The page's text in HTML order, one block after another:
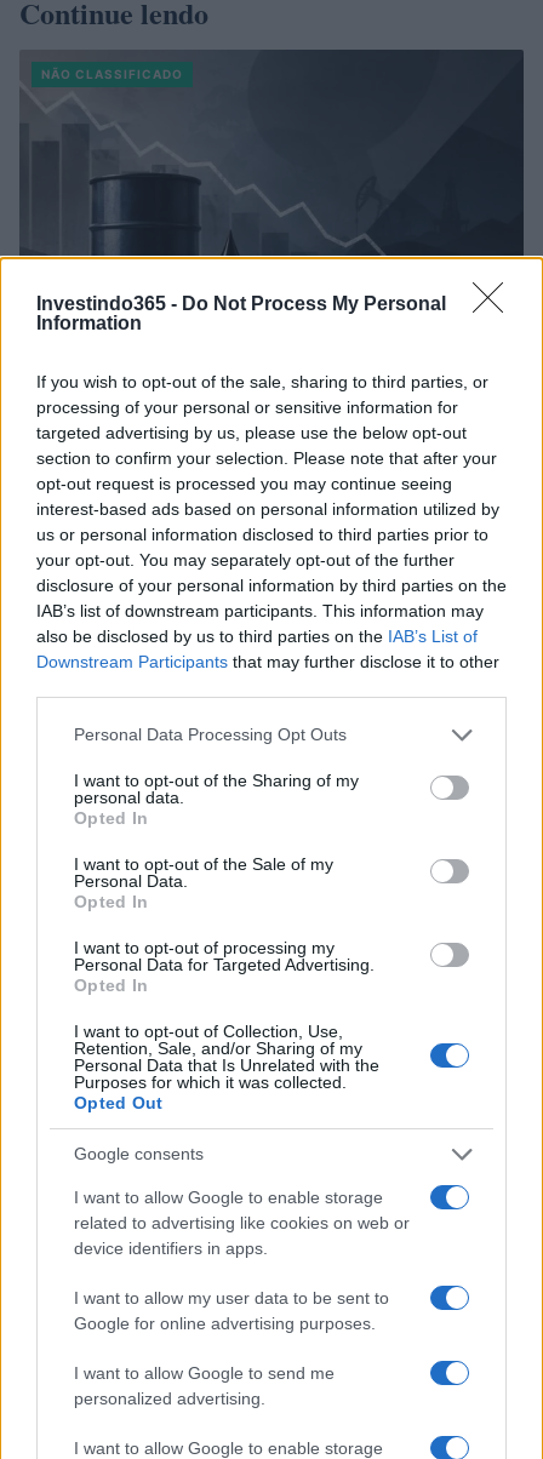
Investindo365 - Do Not Process My Personal
Information
If you wish to opt-out of the sale, sharing to third parties, or
processing of your personal or sensitive information for
targeted advertising by us, please use the below opt-out
section to confirm your selection. Please note that after your
opt-out request is processed you may continue seeing
interest-based ads based on personal information utilized by
us or personal information disclosed to third parties prior to
your opt-out. You may separately opt-out of the further
disclosure of your personal information by third parties on the
IAB’s list of downstream participants. This information may
also be disclosed by us to third parties on the IAB’s List of
Downstream Participants that may further disclose it to other
Please note that this website/app uses one or more Google
not limited to your visit or usage behaviour. You may click to
grant or deny consent to Google and its third-party tags to
use your data for below specified purposes in below Google
consent section.
Personal Data Processing Opt Outs
I want to opt-out of the Sharing of my
personal data.
Opted In
I want to opt-out of the Sale of my
Personal Data.
Opted In
I want to opt-out of processing my
Personal Data for Targeted Advertising.
Opted In
I want to opt-out of Collection, Use,
Retention, Sale, and/or Sharing of my
Personal Data that Is Unrelated with the
Purposes for which it was collected.
Opted Out
Google consents
I want to allow Google to enable storage
related to advertising like cookies on web or
device identifiers in apps.
I want to allow my user data to be sent to
Google for online advertising purposes.
I want to allow Google to send me
personalized advertising.
I want to allow Google to enable storage
Continue lendo
NÃO CLASSIFICADO
Petróleo Brent cai 8.3% e arrasta commodities em agosto de
2026
Rafael Oliveira · 6 ago 2026
NÃO CLASSIFICADO
Tensões diplomáticas entre Brasil e Argentina: o que está em
Rafael Oliveira · 4 ago 2026
NÃO CLASSIFICADO
Petróleo Brent cai 8.46% e arrasta commodities em queda
generalizada
COTAÇÕES CRYPTO